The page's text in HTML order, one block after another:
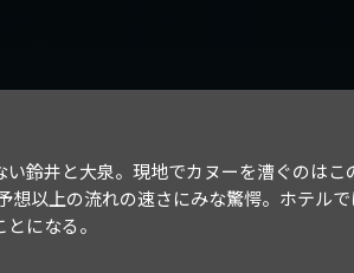
鈴井と大泉。現地でカヌーを漕ぐのはこ
以上の流れの速さにみな驚愕。ホテル
になる。